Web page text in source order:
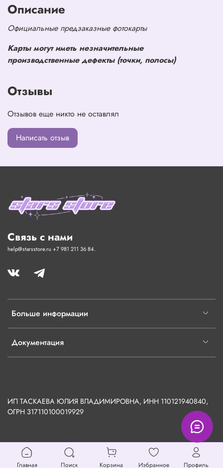
Описание
Официальные предзаказные фотокарты
Карты могут иметь незначительные
производственные дефекты (точки, полосы)
Отзывы
Отзывов еще никто не оставлял
Написать отзыв
Больше информации
Документация
Связь с нами
help@starsstore.ru +7 981 211 36 84.
ИП ТАСКАЕВА ЮЛИЯ ВЛАДИМИРОВНА, ИНН 110121940840,
ОГРН 317110100019929
Главная Поиск Корзина Избранное Профиль